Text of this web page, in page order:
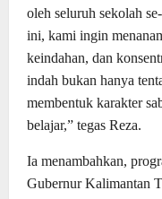
oleh seluruh sekolah
ini, kami ingin
keindahan, dan
indah bukan hanya
membentuk karakter
belajar,” tegas Reza.
‎Ia menambahkan,
Gubernur Kalimantan